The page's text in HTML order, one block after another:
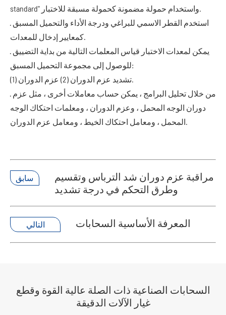
standard" واستخدام حمولة مضمونة كحمولة مسبقة للاختبار.
· استخدم القطر الاسمي للبراغي ودرجة الأداء والتحميل المسبق
كمعايير إدخال للمعدات.
· يمكن لمعدات الاختبار قياس المعلمات التالية من بداية التضييق
للوصول إلى مجموعة التحميل المسبق:
(1) تشديد عزم الدوران (2) عزم الدوران.
· من خلال تحليل البرامج ، يمكن حساب معاملات أخرى ، مثل عزم
دوران الوجه المحمل ، وعزم الدوران ، ومعلمات احتكاك الوجه
المحمل ، ومعامل احتكاك الخيط ، ومعامل عزم الدوران.
سابق
مراقبة عزم دوران شد الترباس وتقسيم
وطرق التحكم في درجة تشديد
التالي المعرفة الأساسية السحابات
السحابات الصناعية ذات الصلة عالية القوة وقطع
غيار الآلات الدقيقة